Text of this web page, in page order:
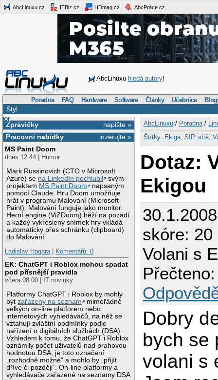
AbcLinuxu.cz ITBiz.cz HDmag.cz AbcPráce.cz
AbcLinuxu hledá autory!
Poradna FAQ Hardware Software Články Učebnice
Styl
×
napište »
Zprávičky
inzerujte »
Pracovní nabídky
MS Paint Doom
dnes 12:44 | Humor
Mark Russinovich (CTO v Microsoft
Azure) se na LinkedIn pochlubil
svým
projektem MS Paint Doom
napsaným
pomocí Claude. Hru Doom umožňuje
hrát v programu Malování (Microsoft
Paint). Malování funguje jako monitor.
Herní engine (ViZDoom) běží na pozadí
a každý vykreslený snímek hry vkládá
automaticky přes schránku (clipboard)
do Malování.
Ladislav Hagara| Komentářů: 0
EK: ChatGPT i Roblox mohou spadat
pod přísnější pravidla
včera 08:00 | IT novinky
Platformy ChatGPT i Roblox by mohly
býtzařazeny na seznam
mimořádně
velkých on-line platforem nebo
internetových vyhledávačů, na něž se
vztahují zvláštní podmínky podle
nařízení o digitálních službách (DSA).
Vzhledem k tomu, že ChatGPT i Roblox
oznámily počet uživatelů nad prahovou
hodnotou DSA, je toto označení
„rozhodně možné“ a mohlo by „přijít
dříve či později“. On-line platformy a
vyhledávače zařazené na seznamy DSA
AbcLinuxu:/ Poradna/
Štítky: Ekiga, SIP, sítě,
Dotaz:
Ekigou
skóre: 20
Volani s
Dobry
bych se
volani s